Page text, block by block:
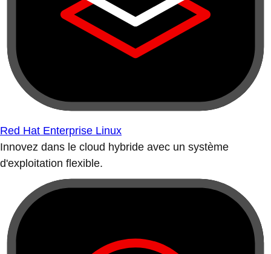
Red Hat Enterprise Linux
Innovez dans le cloud hybride avec un système
d'exploitation flexible.